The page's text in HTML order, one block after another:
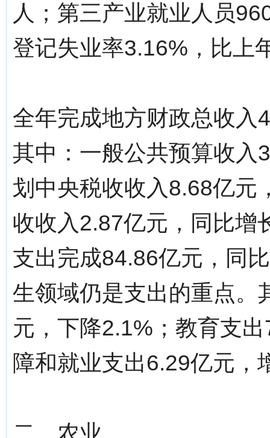
人；第三产业就业人员
登记失业率3.16%，比上
全年完成地方财政总收入
其中：一般公共预算收入
划中央税收收入8.68亿元
收收入2.87亿元，同比增
支出完成84.86亿元，同
生领域仍是支出的重点。
元，下降2.1%；教育支
障和就业支出6.29亿元，
二、农业